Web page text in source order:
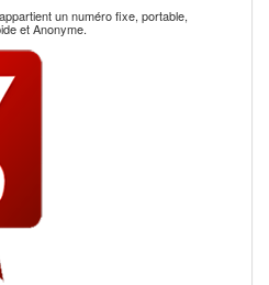
un numéro fixe, portable,
et Anonyme.